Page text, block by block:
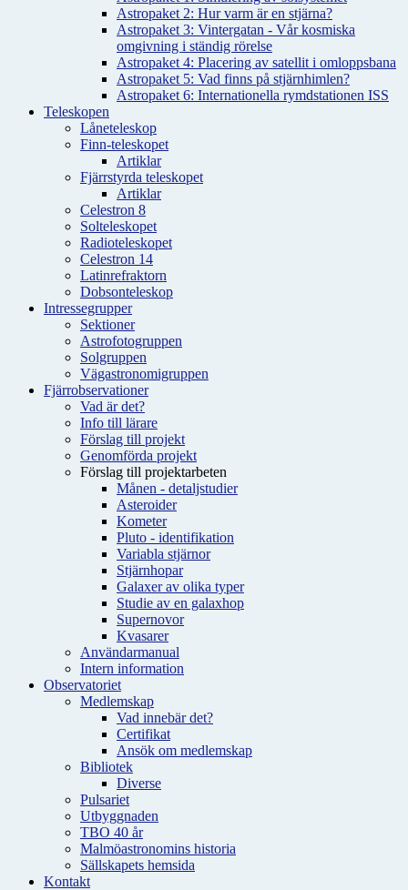
Astropaket 2: Hur varm är en stjärna?
Astropaket 3: Vintergatan - Vår kosmiska
omgivning i ständig rörelse
Astropaket 4: Placering av satellit i omloppsbana
Astropaket 5: Vad finns på stjärnhimlen?
Astropaket 6: Internationella rymdstationen ISS
Teleskopen
Låneteleskop
Finn-teleskopet
Artiklar
Fjärrstyrda teleskopet
Artiklar
Celestron 8
Solteleskopet
Radioteleskopet
Celestron 14
Latinrefraktorn
Dobsonteleskop
Intressegrupper
Sektioner
Astrofotogruppen
Solgruppen
Vägastronomigruppen
Fjärrobservationer
Vad är det?
Info till lärare
Förslag till projekt
Genomförda projekt
Förslag till projektarbeten
Månen - detaljstudier
Asteroider
Kometer
Pluto - identifikation
Variabla stjärnor
Stjärnhopar
Galaxer av olika typer
Studie av en galaxhop
Supernovor
Kvasarer
Användarmanual
Intern information
Observatoriet
Medlemskap
Vad innebär det?
Certifikat
Ansök om medlemskap
Bibliotek
Diverse
Pulsariet
Utbyggnaden
TBO 40 år
Malmöastronomins historia
Sällskapets hemsida
Kontakt